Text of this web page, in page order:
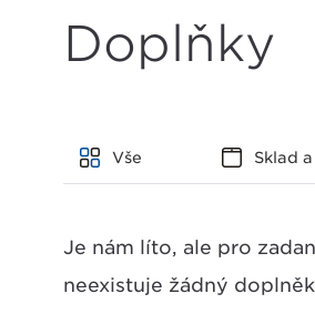
Doplňky
Vše Sklad
Je nám líto, ale pro
neexistuje žádný